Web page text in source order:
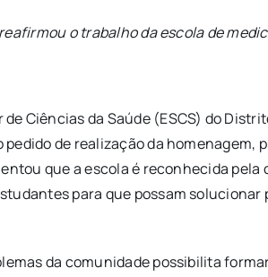
o trabalho da escola de
Ciências da Saúde (ESCS) do
de realização da
que a escola é reconhecida
para que possam
da comunidade possibilita